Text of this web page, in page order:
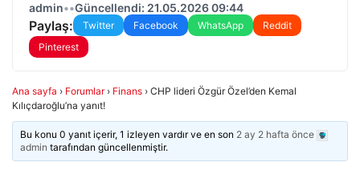
admin••Güncellendi: 21.05.2026 09:44
Paylaş: Twitter Facebook WhatsApp
Reddit
Pinterest
Ana sayfa › Forumlar › Finans › CHP lideri Özgür Özel’den Kemal
Kılıçdaroğlu’na yanıt!
Bu konu 0 yanıt içerir, 1 izleyen vardır ve en son 2 ay 2 hafta önce
admin tarafından güncellenmiştir.